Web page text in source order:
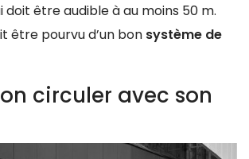
doit être audible à au moins 50 m.
être pourvu d’un bon système de
circuler avec son